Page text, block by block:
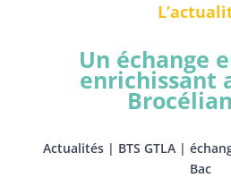
Un échange
enrichissant
Actualités| BTS GTLA|
Bac